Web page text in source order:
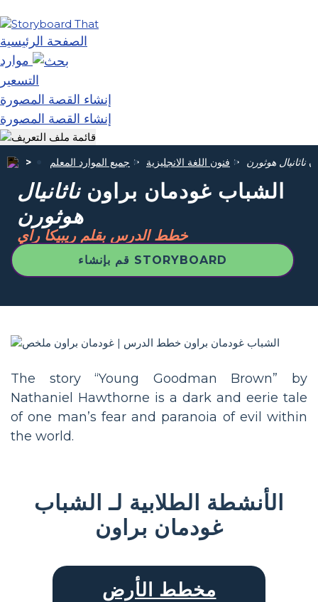
الصفحة الرئيسية
موارد
التسعير
إنشاء القصة المصورة
إنشاء القصة المصورة
جميع الموارد المعلم فنون اللغة الانجليزية ناثانيال هوثورن
الشباب غودمان براونناثانيال
هوثورن
خطط الدرس بقلم ريبيكا راي
قم بإنشاء STORYBOARD
The story “Young Goodman Brown” by
Nathaniel Hawthorne is a dark and eerie tale
of one man’s fear and paranoia of evil within
the world.
الأنشطة الطلابية لـ الشباب
غودمان براون
مخطط الأرض